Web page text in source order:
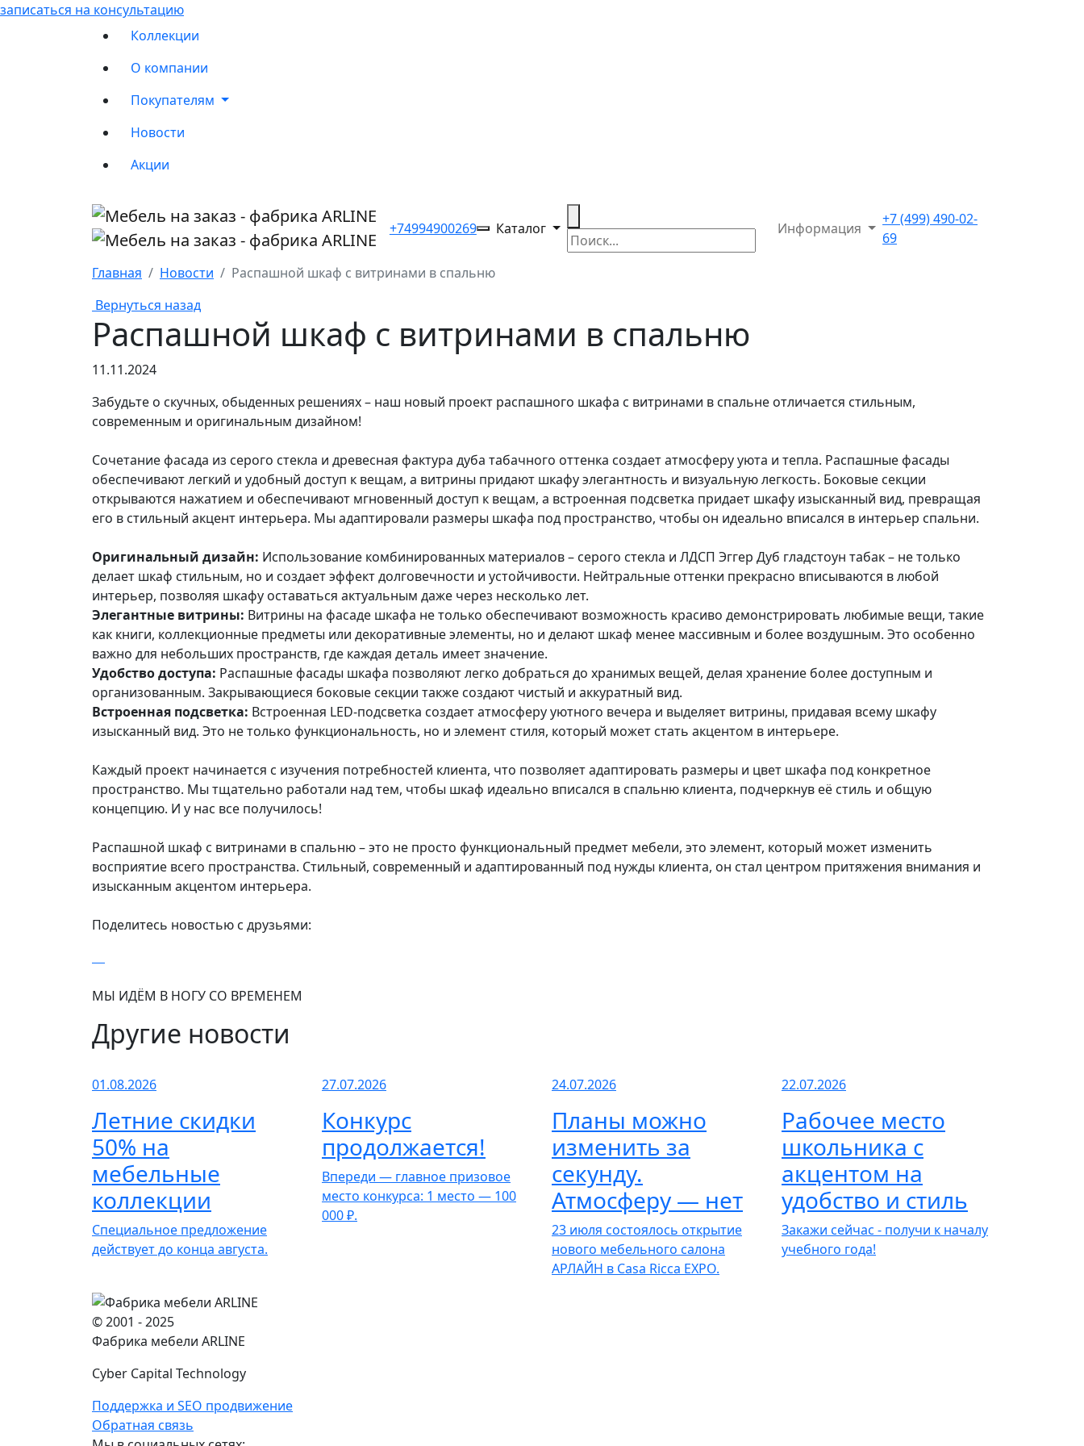
записаться на консультацию
Коллекции
О компании
Покупателям
Новости
Акции
+74994900269 Каталог Информация
+7 (499) 490-02-
69
Главная
Новости
Распашной шкаф с витринами в спальню
Вернуться назад
Распашной шкаф с витринами в спальню
11.11.2024
Забудьте о скучных, обыденных решениях – наш новый проект распашного шкафа с витринами в спальне отличается стильным,
современным и оригинальным дизайном!
Сочетание фасада из серого стекла и древесная фактура дуба табачного оттенка создает атмосферу уюта и тепла. Распашные фасады
обеспечивают легкий и удобный доступ к вещам, а витрины придают шкафу элегантность и визуальную легкость. Боковые секции
открываются нажатием и обеспечивают мгновенный доступ к вещам, а встроенная подсветка придает шкафу изысканный вид, превращая
его в стильный акцент интерьера. Мы адаптировали размеры шкафа под пространство, чтобы он идеально вписался в интерьер спальни.
Оригинальный дизайн: Использование комбинированных материалов – серого стекла и ЛДСП Эггер Дуб гладстоун табак – не только
делает шкаф стильным, но и создает эффект долговечности и устойчивости. Нейтральные оттенки прекрасно вписываются в любой
интерьер, позволяя шкафу оставаться актуальным даже через несколько лет.
Элегантные витрины: Витрины на фасаде шкафа не только обеспечивают возможность красиво демонстрировать любимые вещи, такие
как книги, коллекционные предметы или декоративные элементы, но и делают шкаф менее массивным и более воздушным. Это особенно
важно для небольших пространств, где каждая деталь имеет значение.
Удобство доступа: Распашные фасады шкафа позволяют легко добраться до хранимых вещей, делая хранение более доступным и
организованным. Закрывающиеся боковые секции также создают чистый и аккуратный вид.
Встроенная подсветка: Встроенная LED-подсветка создает атмосферу уютного вечера и выделяет витрины, придавая всему шкафу
изысканный вид. Это не только функциональность, но и элемент стиля, который может стать акцентом в интерьере.
Каждый проект начинается с изучения потребностей клиента, что позволяет адаптировать размеры и цвет шкафа под конкретное
пространство. Мы тщательно работали над тем, чтобы шкаф идеально вписался в спальню клиента, подчеркнув её стиль и общую
концепцию. И у нас все получилось!
Распашной шкаф с витринами в спальню – это не просто функциональный предмет мебели, это элемент, который может изменить
восприятие всего пространства. Стильный, современный и адаптированный под нужды клиента, он стал центром притяжения внимания и
изысканным акцентом интерьера.
Поделитесь новостью с друзьями:
МЫ ИДЁМ В НОГУ СО ВРЕМЕНЕМ
Другие новости
01.08.2026
Летние скидки
50% на
мебельные
коллекции
Специальное предложение
действует до конца августа.
27.07.2026
Конкурс
продолжается!
Впереди — главное призовое
место конкурса: 1 место — 100
000 ₽.
24.07.2026
Планы можно
изменить за
секунду.
Атмосферу — нет
23 июля состоялось открытие
нового мебельного салона
АРЛАЙН в Casa Ricca EXPO.
22.07.2026
Рабочее место
школьника с
акцентом на
удобство и стиль
Закажи сейчас - получи к началу
учебного года!
© 2001 - 2025
Фабрика мебели ARLINE
Cyber Capital Technology
Поддержка и SEO продвижение
Обратная связь